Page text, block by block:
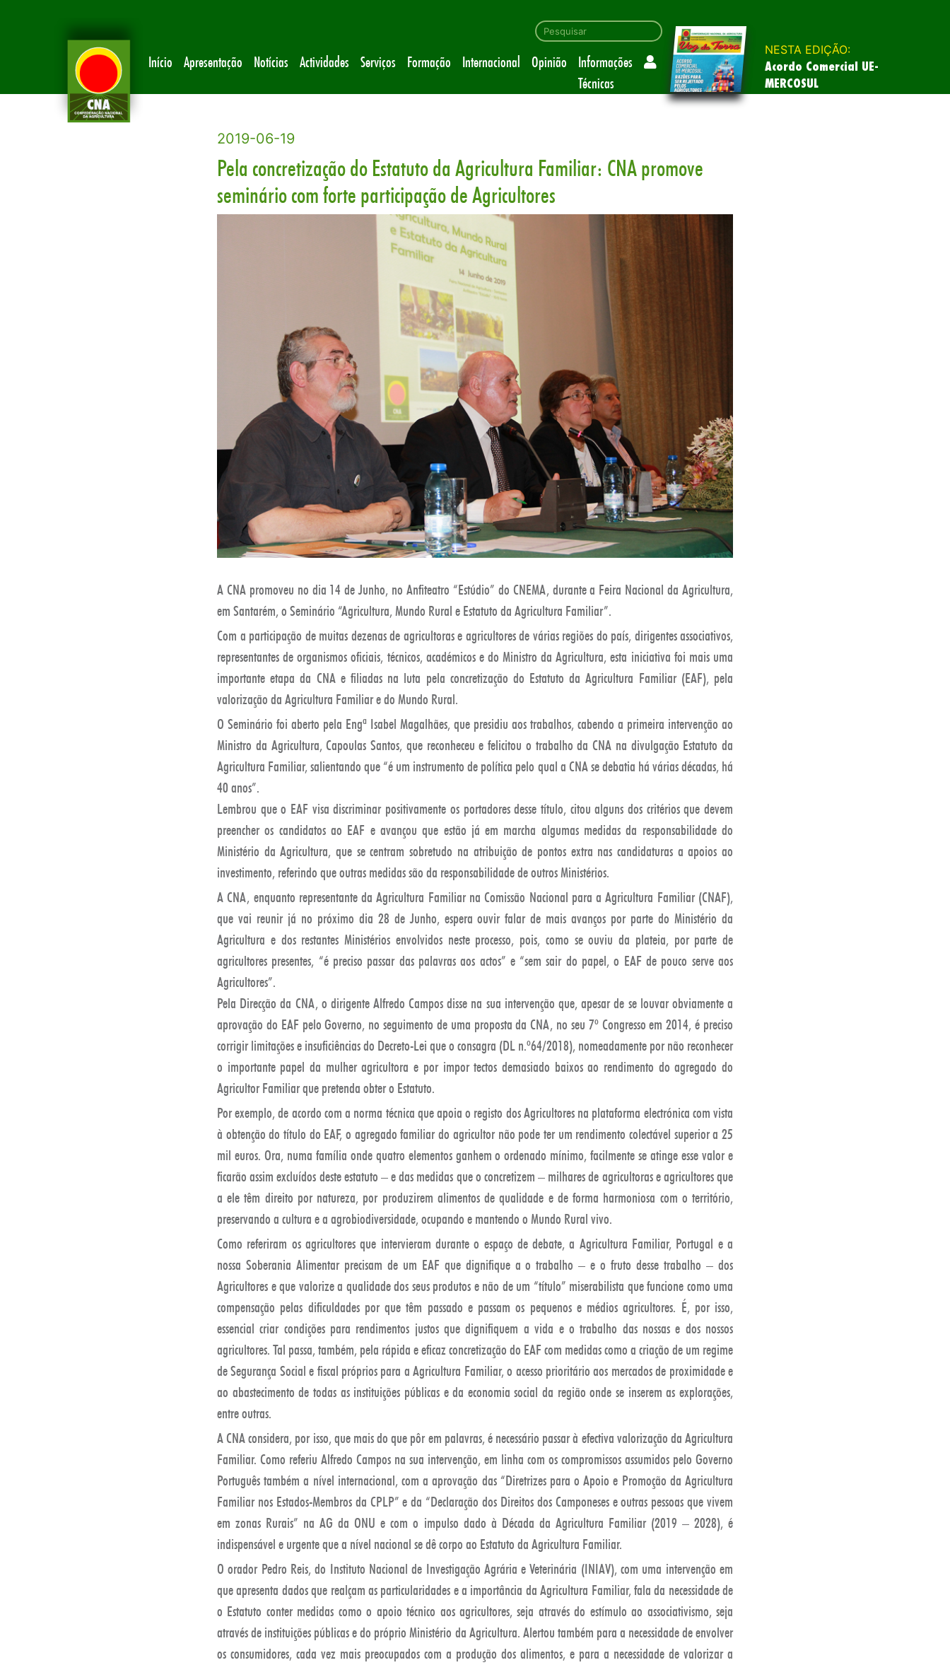
Início Apresentação Notícias Actividades Serviços Formação Internacional Opinião
Informações
Técnicas
NESTA EDIÇÃO:
Acordo Comercial UE-
MERCOSUL
2019-06-19
Pela concretização do Estatuto da Agricultura Familiar: CNA promove
seminário com forte participação de Agricultores
A CNA promoveu no dia 14 de Junho, no Anfiteatro “Estúdio” do CNEMA, durante a Feira Nacional da Agricultura,
em Santarém, o Seminário “Agricultura, Mundo Rural e Estatuto da Agricultura Familiar”.
Com a participação de muitas dezenas de agricultoras e agricultores de várias regiões do país, dirigentes associativos,
representantes de organismos oficiais, técnicos, académicos e do Ministro da Agricultura, esta iniciativa foi mais uma
importante etapa da CNA e filiadas na luta pela concretização do Estatuto da Agricultura Familiar (EAF), pela
valorização da Agricultura Familiar e do Mundo Rural.
O Seminário foi aberto pela Engª Isabel Magalhães, que presidiu aos trabalhos, cabendo a primeira intervenção ao
Ministro da Agricultura, Capoulas Santos, que reconheceu e felicitou o trabalho da CNA na divulgação Estatuto da
Agricultura Familiar, salientando que “é um instrumento de política pelo qual a CNA se debatia há várias décadas, há
40 anos”.
Lembrou que o EAF visa discriminar positivamente os portadores desse título, citou alguns dos critérios que devem
preencher os candidatos ao EAF e avançou que estão já em marcha algumas medidas da responsabilidade do
Ministério da Agricultura, que se centram sobretudo na atribuição de pontos extra nas candidaturas a apoios ao
investimento, referindo que outras medidas são da responsabilidade de outros Ministérios.
A CNA, enquanto representante da Agricultura Familiar na Comissão Nacional para a Agricultura Familiar (CNAF),
que vai reunir já no próximo dia 28 de Junho, espera ouvir falar de mais avanços por parte do Ministério da
Agricultura e dos restantes Ministérios envolvidos neste processo, pois, como se ouviu da plateia, por parte de
agricultores presentes, “é preciso passar das palavras aos actos” e “sem sair do papel, o EAF de pouco serve aos
Agricultores”.
Pela Direcção da CNA, o dirigente Alfredo Campos disse na sua intervenção que, apesar de se louvar obviamente a
aprovação do EAF pelo Governo, no seguimento de uma proposta da CNA, no seu 7º Congresso em 2014, é preciso
corrigir limitações e insuficiências do Decreto-Lei que o consagra (DL n.º64/2018), nomeadamente por não reconhecer
o importante papel da mulher agricultora e por impor tectos demasiado baixos ao rendimento do agregado do
Agricultor Familiar que pretenda obter o Estatuto.
Por exemplo, de acordo com a norma técnica que apoia o registo dos Agricultores na plataforma electrónica com vista
à obtenção do título do EAF, o agregado familiar do agricultor não pode ter um rendimento colectável superior a 25
mil euros. Ora, numa família onde quatro elementos ganhem o ordenado mínimo, facilmente se atinge esse valor e
ficarão assim excluídos deste estatuto – e das medidas que o concretizem – milhares de agricultoras e agricultores que
a ele têm direito por natureza, por produzirem alimentos de qualidade e de forma harmoniosa com o território,
preservando a cultura e a agrobiodiversidade, ocupando e mantendo o Mundo Rural vivo.
Como referiram os agricultores que intervieram durante o espaço de debate, a Agricultura Familiar, Portugal e a
nossa Soberania Alimentar precisam de um EAF que dignifique a o trabalho – e o fruto desse trabalho – dos
Agricultores e que valorize a qualidade dos seus produtos e não de um “título” miserabilista que funcione como uma
compensação pelas dificuldades por que têm passado e passam os pequenos e médios agricultores. É, por isso,
essencial criar condições para rendimentos justos que dignifiquem a vida e o trabalho das nossas e dos nossos
agricultores. Tal passa, também, pela rápida e eficaz concretização do EAF com medidas como a criação de um regime
de Segurança Social e fiscal próprios para a Agricultura Familiar, o acesso prioritário aos mercados de proximidade e
ao abastecimento de todas as instituições públicas e da economia social da região onde se inserem as explorações,
entre outras.
A CNA considera, por isso, que mais do que pôr em palavras, é necessário passar à efectiva valorização da Agricultura
Familiar. Como referiu Alfredo Campos na sua intervenção, em linha com os compromissos assumidos pelo Governo
Português também a nível internacional, com a aprovação das “Diretrizes para o Apoio e Promoção da Agricultura
Familiar nos Estados-Membros da CPLP” e da “Declaração dos Direitos dos Camponeses e outras pessoas que vivem
em zonas Rurais” na AG da ONU e com o impulso dado à Década da Agricultura Familiar (2019 – 2028), é
indispensável e urgente que a nível nacional se dê corpo ao Estatuto da Agricultura Familiar.
O orador Pedro Reis, do Instituto Nacional de Investigação Agrária e Veterinária (INIAV), com uma intervenção em
que apresenta dados que realçam as particularidades e a importância da Agricultura Familiar, fala da necessidade de
o Estatuto conter medidas como o apoio técnico aos agricultores, seja através do estímulo ao associativismo, seja
através de instituições públicas e do próprio Ministério da Agricultura. Alertou também para a necessidade de envolver
os consumidores, cada vez mais preocupados com a produção dos alimentos, e para a necessidade de valorizar a